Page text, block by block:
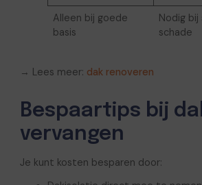
Alleen bij goede
basis
Nodig
schade
→ Lees meer: dak renoveren
Bespaartips bij
vervangen
Je kunt kosten besparen door: